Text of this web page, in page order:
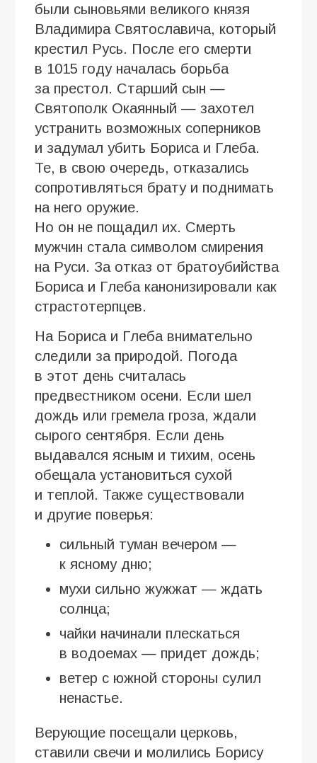
были сыновьями великого князя
Владимира Святославича, который
крестил Русь. После его смерти
в 1015 году началась борьба
за престол. Старший сын —
Святополк Окаянный — захотел
устранить возможных соперников
и задумал убить Бориса и Глеба.
Те, в свою очередь, отказались
сопротивляться брату и поднимать
на него оружие.
Но он не пощадил их. Смерть
мужчин стала символом смирения
на Руси. За отказ от братоубийства
Бориса и Глеба канонизировали как
страстотерпцев.
На Бориса и Глеба внимательно
следили за природой. Погода
в этот день считалась
предвестником осени. Если шел
дождь или гремела гроза, ждали
сырого сентября. Если день
выдавался ясным и тихим, осень
обещала установиться сухой
и теплой. Также существовали
и другие поверья:
сильный туман вечером —
к ясному дню;
мухи сильно жужжат — ждать
солнца;
чайки начинали плескаться
в водоемах — придет дождь;
ветер с южной стороны сулил
ненастье.
Верующие посещали церковь,
ставили свечи и молились Борису